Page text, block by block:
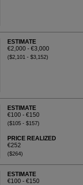
ESTIMATE
€2,000 - €3,000
($2,101 - $3,152)
ESTIMATE
€100 - €150
($105 - $157)
PRICE REALIZED
€252
($264)
ESTIMATE
€100 - €150